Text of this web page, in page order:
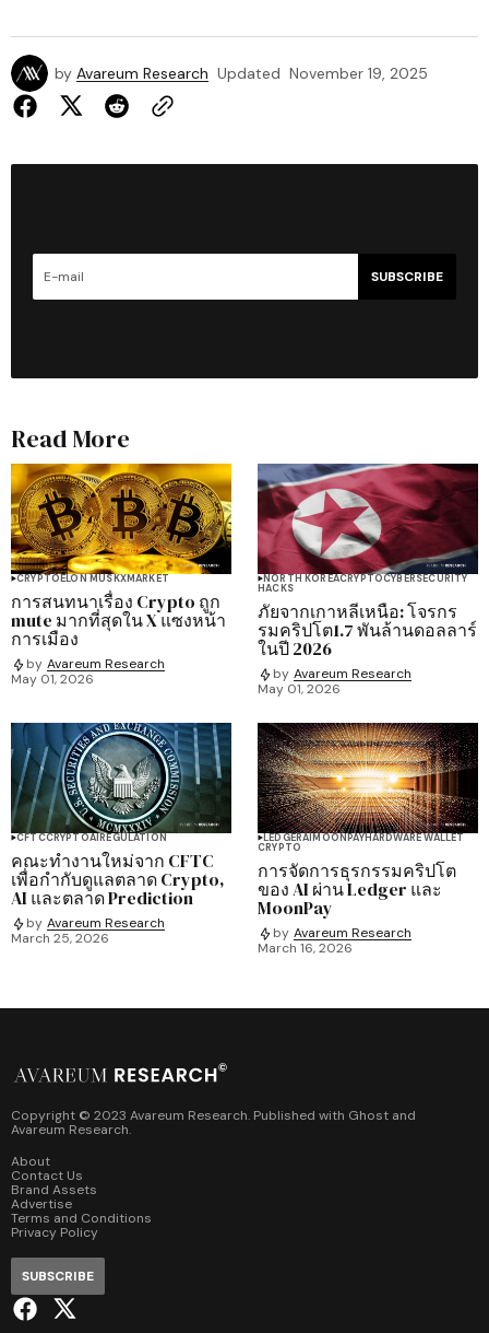
by Avareum Research Updated November 19, 2025
SUBSCRIBE
Read More
CRYPTOELON MUSKXMARKET
การสนทนาเรื่อง Crypto ถูก
mute มากที่สุดใน X แซงหน้า
การเมือง
by Avareum Research
May 01, 2026
NORTH KOREACRYPTOCYBERSECURITY
HACKS
ภัยจากเกาหลีเหนือ: โจรกร
รมคริปโต1.7 พันล้านดอลลาร์
ในปี 2026
by Avareum Research
May 01, 2026
CFTCCRYPTOAIREGULATION
คณะทำงานใหม่จาก CFTC
เพื่อกำกับดูแลตลาด Crypto,
AI และตลาด Prediction
by Avareum Research
March 25, 2026
LEDGERAIMOONPAYHARDWARE WALLET
CRYPTO
การจัดการธุรกรรมคริปโต
ของ AI ผ่าน Ledger และ
MoonPay
by Avareum Research
March 16, 2026
Copyright © 2023 Avareum Research. Published with Ghost and
Avareum Research.
About
Contact Us
Brand Assets
Advertise
Terms and Conditions
Privacy Policy
SUBSCRIBE